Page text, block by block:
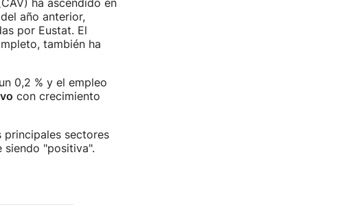
ha ascendido en
año anterior,
por Eustat. El
también ha
0,2 % y el empleo
con crecimiento
sectores
siendo "positiva".